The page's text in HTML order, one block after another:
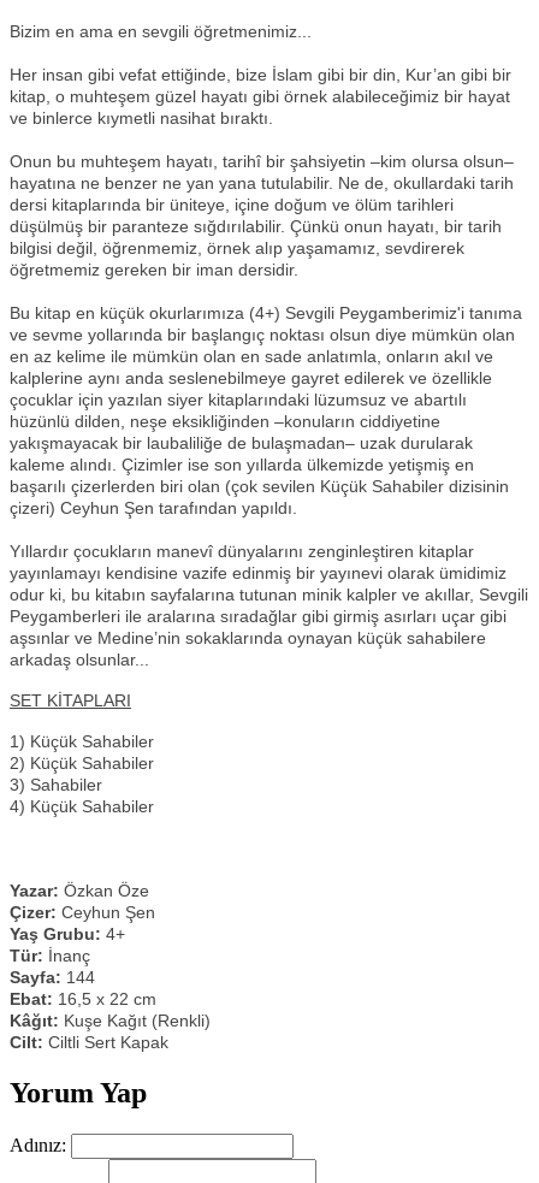
Bizim en ama en sevgili öğretmenimiz...
Her insan gibi vefat ettiğinde, bize İslam gibi bir din, Kur’an gibi bir
kitap, o muhteşem güzel hayatı gibi örnek alabileceğimiz bir hayat
ve binlerce kıymetli nasihat bıraktı.
Onun bu muhteşem hayatı, tarihî bir şahsiyetin –kim olursa olsun–
hayatına ne benzer ne yan yana tutulabilir. Ne de, okullardaki tarih
dersi kitaplarında bir üniteye, içine doğum ve ölüm tarihleri
düşülmüş bir paranteze sığdırılabilir. Çünkü onun hayatı, bir tarih
bilgisi değil, öğrenmemiz, örnek alıp yaşamamız, sevdirerek
öğretmemiz gereken bir iman dersidir.
Bu kitap en küçük okurlarımıza (4+) Sevgili Peygamberimiz'i tanıma
ve sevme yollarında bir başlangıç noktası olsun diye mümkün olan
en az kelime ile mümkün olan en sade anlatımla, onların akıl ve
kalplerine aynı anda seslenebilmeye gayret edilerek ve özellikle
çocuklar için yazılan siyer kitaplarındaki lüzumsuz ve abartılı
hüzünlü dilden, neşe eksikliğinden –konuların ciddiyetine
yakışmayacak bir laubaliliğe de bulaşmadan– uzak durularak
kaleme alındı. Çizimler ise son yıllarda ülkemizde yetişmiş en
başarılı çizerlerden biri olan (çok sevilen Küçük Sahabiler dizisinin
çizeri) Ceyhun Şen tarafından yapıldı.
Yıllardır çocukların manevî dünyalarını zenginleştiren kitaplar
yayınlamayı kendisine vazife edinmiş bir yayınevi olarak ümidimiz
odur ki, bu kitabın sayfalarına tutunan minik kalpler ve akıllar, Sevgili
Peygamberleri ile aralarına sıradağlar gibi girmiş asırları uçar gibi
aşsınlar ve Medine’nin sokaklarında oynayan küçük sahabilere
arkadaş olsunlar...
SET KİTAPLARI
1) Küçük Sahabiler
2) Küçük Sahabiler
3) Sahabiler
4) Küçük Sahabiler
Yazar: Özkan Öze
Çizer: Ceyhun Şen
Yaş Grubu: 4+
Tür: İnanç
Sayfa: 144
Ebat: 16,5 x 22 cm
Kâğıt: Kuşe Kağıt (Renkli)
Cilt: Ciltli Sert Kapak
Yorum Yap
Adınız: